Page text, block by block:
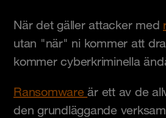
När det gäller attacker med
utan "när" ni kommer att
kommer cyberkriminella
Ransomwareär ett av de
den grundläggande